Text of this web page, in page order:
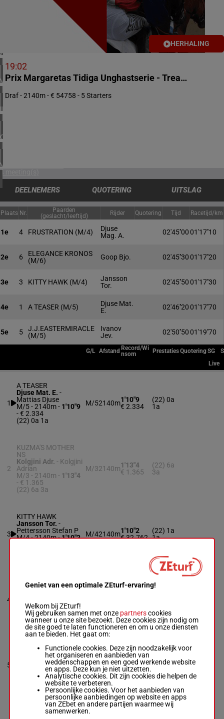
ZUID-AFRIKA
1 meeting(s)
VERENIGD KONINKRIJK
5 meeting(s)
IERLAND
1 meeting(s)
CHILI
1 meeting(s)
VERENIGDE STATEN
4 meeting(s)
HERHALING
19:02
Prix Margaretas Tidiga Unghastserie - Trearingslopp Ston
Draf - 2140m - € 54758 - 5 Starters
DEELNEMERS QUOTERING UITSLAG
Plaats Nr.
Paarden
(geslacht/leeftijd)
Rijder Quotering Tijd Racetijd/km
1e 4 FRUSTRATION (M/4)
Djuse
Mag. A.
02'45''0001'17''10
2e 6
ELEGANCE KRONOS
(M/6)
Goop Bjo. 02'45''3001'17''20
3e 3 KITTY HAWK (M/4)
Jansson
Tor.
02'45''5001'17''30
4e 1 A TEASER (M/5)
Djuse Mat.
E.
02'46''2001'17''70
5e 5
J.J.EASTERMIRACLE
(M/5)
Ivanov
Jev.
02'50''5001'19''70
G/L Afstand Record/Wi
nsom
PrestatiesQuoteringSG
Live
1
A TEASER
Djuse Mat. E. -
Mattias Djuse
M/5 - 2140m- 1'10"9
- € 2.334
(22) 0a 1a
M/52140m1'10"9
€ 2.334
(22) 0a
1a
2
KUZMA'S MOTHER
NS
Kolgjini Adr. - Kolgjini
Adrian
M/3 - 2140m - 1'13"4
- € 1.365
(22) 6a 3a
M/32140m1'13"4
€ 1.365
(22) 6a
3a
3
KITTY HAWK
Jansson Tor. -
Pettersson Stefan P
M/4 - 2140m-1'10"2
M/42140m1'10"2
€ 32.762
(22) 1a
1a
4
Djuse Mag. A.-
- € 124.229
(22) 3a 2a 1a 2a 4a
2a 1a
5
J.J.EASTERMIRACLE
Ivanov Jev.-
Kjallman Lena
M/5 - 2140m-1'14"3
- € 4.197
M/52140m1'14"3
€ 4.197
(22) 3a
ELEGANCE KRONOS
Geniet van een optimale ZEturf-ervaring!
Welkom bij ZEturf!
Wij gebruiken samen met onze partnerscookies
wanneer u onze site bezoekt. Deze cookies zijn nodig om
de site goed te laten functioneren en om u onze diensten
aan te bieden. Het gaat om:
Functionele cookies. Deze zijn noodzakelijk voor
het organiseren en aanbieden van
weddenschappen en een goed werkende website
en apps. Deze kun je niet uitzetten.
Analytische cookies. Dit zijn cookies die helpen de
website te verbeteren.
Persoonlijke cookies. Voor het aanbieden van
persoonlijke aanbiedingen op website en apps
van ZEbet en andere partijen waarmee wij
samenwerken.